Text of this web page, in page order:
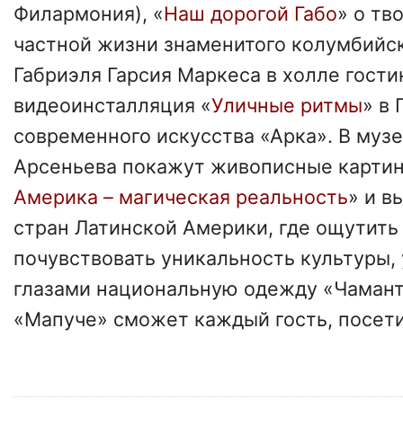
Филармония), «Наш дорогой Габо» о
частной жизни знаменитого
Габриэля Гарсия Маркеса в холле
видеоинсталляция «Уличные ритмы» в
современного искусства «Арка». В
Арсеньева покажут живописные
Америка – магическая реальность» и
стран Латинской Америки, где
почувствовать уникальность
глазами национальную одежду
«Мапуче» сможет каждый гость,